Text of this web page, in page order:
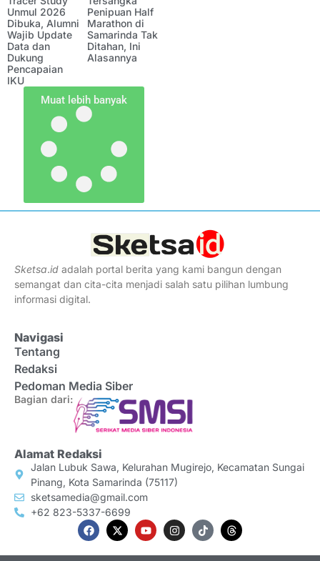
Unmul 2026
Dibuka, Alumni
Wajib Update
Data dan
Dukung
Pencapaian
IKU
Penipuan Half
Marathon di
Samarinda Tak
Ditahan, Ini
Alasannya
Muat lebih banyak
Sketsa.id adalah portal berita yang kami bangun dengan
semangat dan cita-cita menjadi salah satu pilihan lumbung
informasi digital.
Navigasi
Tentang
Redaksi
Pedoman Media Siber
Bagian dari:
Alamat Redaksi
Jalan Lubuk Sawa, Kelurahan Mugirejo, Kecamatan Sungai
Pinang, Kota Samarinda (75117)
sketsamedia@gmail.com
+62 823-5337-6699